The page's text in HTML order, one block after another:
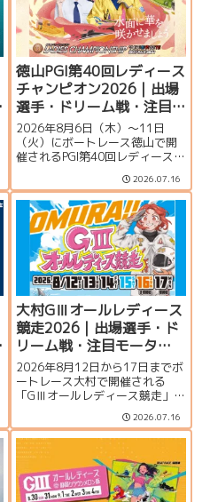
徳山PGI第40回レディース
チャンピオン2026｜出場
選手・ドリーム戦・注目
モーター・イベント情報
まとめ
2026年8月6日（木）～11日
（火）にボートレース徳山で開
催されるPGI第40回レディースチ
の特集ページです。出場選手一
覧、シリーズ展望、ドリーム
戦、注目モーター、水面特徴、
イベント情報まで詳しく紹介し
ます。
2026.07.16
大村GⅢオールレディース
競走2026｜出場選手・ド
リーム戦・注目モータ
ー・イベント情報まとめ
2026年8月12日から17日までボ
ートレース大村で開催される
「GⅢオールレディース競走」の
特集ページです。シリーズ展
望、出場選手一覧、発祥地ドリ
ーム、注目モーター、大村水面
の攻略ポイント、イベント情報
まで詳しく紹介します。
2026.07.16